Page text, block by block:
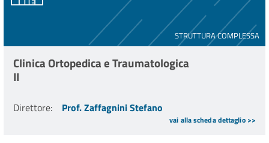
STRUTTURA COMPLESSA
Clinica Ortopedica e Traumatologica
II
Direttore: Prof. Zaffagnini Stefano
vai alla scheda dettaglio >>